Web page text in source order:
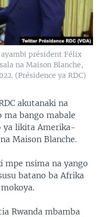
président Félix
na Maison Blanche,
(Présidence ya RDC)
akutanaki na
ma bango mabale
ya likita Amerika-
Maison Blanche.
mpe nsima na yango
batano ba Afrika
Rwanda mbamba